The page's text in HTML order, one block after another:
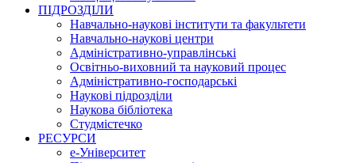
ПІДРОЗДІЛИ
Навчально-наукові інститути та факультети
Навчально-наукові центри
Адміністративно-управлінські
Освітньо-виховний та науковий процес
Адміністративно-господарські
Наукові підрозділи
Наукова бібліотека
Студмістечко
РЕСУРСИ
е-Університет